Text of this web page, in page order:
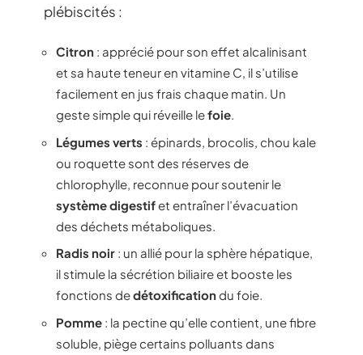
plébiscités :
Citron : apprécié pour son effet alcalinisant
et sa haute teneur en vitamine C, il s’utilise
facilement en jus frais chaque matin. Un
geste simple qui réveille lefoie.
Légumes verts : épinards, brocolis, chou kale
ou roquette sont des réserves de
chlorophylle, reconnue pour soutenir le
système digestifet entraîner l’évacuation
des déchets métaboliques.
Radis noir : un allié pour la sphère hépatique,
il stimule la sécrétion biliaire et booste les
fonctions dedétoxificationdu foie.
Pomme : la pectine qu’elle contient, une fibre
soluble, piège certains polluants dans